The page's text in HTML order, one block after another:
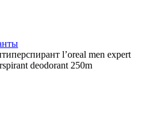
l’oreal men expert
deodorant 250m